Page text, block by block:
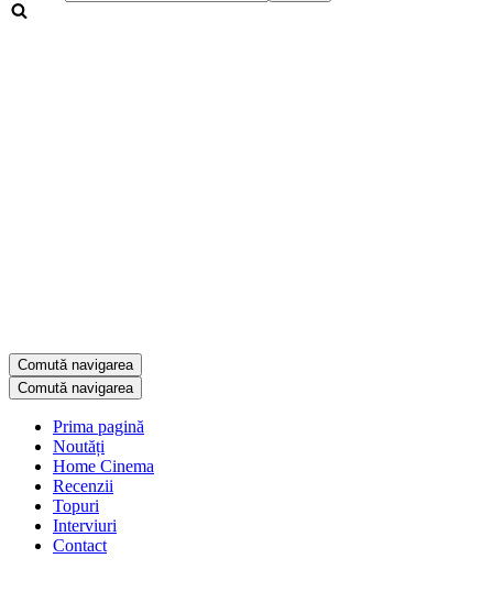
Comută navigarea
Comută navigarea
Prima pagină
Noutăți
Home Cinema
Recenzii
Topuri
Interviuri
Contact